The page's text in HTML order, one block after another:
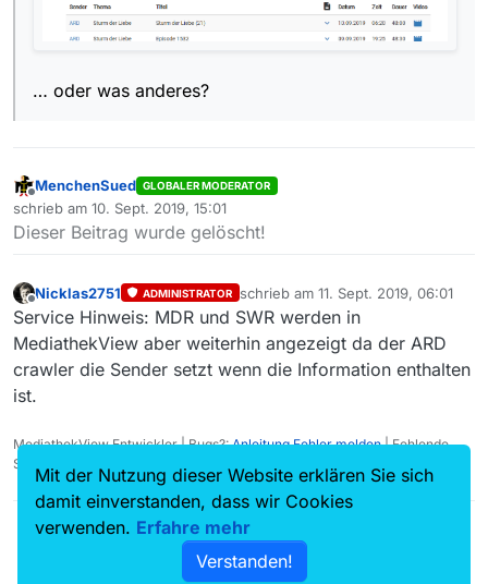
… oder was anderes?
Offline
MenchenSued GLOBALER MODERATOR
schrieb am 10. Sept. 2019, 15:01
zuletzt editiert von
Dieser Beitrag wurde gelöscht!
Offline
Nicklas2751 ADMINISTRATOR schrieb am 11. Sept. 2019, 06:01
zuletzt editiert von
Service Hinweis: MDR und SWR werden in
MediathekView aber weiterhin angezeigt da der ARD
crawler die Sender setzt wenn die Information enthalten
ist.
MediathekView Entwickler | Bugs?:Anleitung Fehler melden| Fehlende
Sendungen?:
Mit der Nutzung dieser Website erklären Sie sich
damit einverstanden, dass wir Cookies
verwenden. Erfahre mehr
Verstanden!